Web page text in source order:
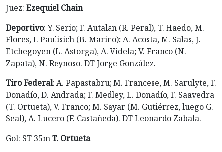
Juez: Ezequiel Chain
Deportivo: Y. Serio; F. Autalan (R. Peral), T. Haedo, M.
Flores, I. Paulisich (B. Marino); A. Acosta, M. Salas, J.
Etchegoyen (L. Astorga), A. Videla; V. Franco (N.
Zapata), N. Reynoso. DT Jorge González.
Tiro Federal: A. Papastabru; M. Francese, M. Sarulyte, F.
Donadío, D. Andrada; F. Medley, L. Donadío, F. Saavedra
(T. Ortueta), V. Franco; M. Sayar (M. Gutiérrez, luego G.
Seal), A. Lucero (F. Castañeda). DT Leonardo Zabala.
Gol: ST 35mT. Ortueta